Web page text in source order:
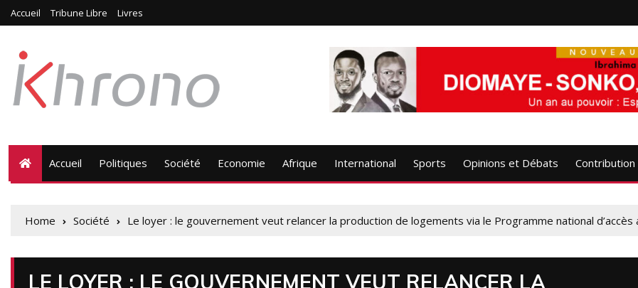
Accueil Tribune Libre Livres
Accueil Politiques Société Economie Afrique International Sports Opinions et Débats Contribution
Home Société Le loyer : le gouvernement veut relancer la production de logements via le Programme national d’accès
LE LOYER : LE GOUVERNEMENT VEUT RELANCER LA